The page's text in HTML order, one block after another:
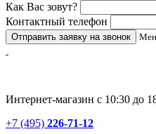
Как Вас зовут?
Контактный телефон
Интернет-магазин с 10:30 до
+7 (495) 226-71-12